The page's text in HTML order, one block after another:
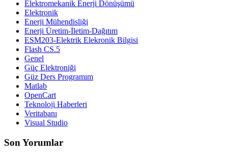
Elektromekanik Enerji Dönüşümü
Elektronik
Enerji Mühendisliği
Enerji Üretim-İletim-Dağıtım
ESM203-Elektrik Elekronik Bilgisi
Flash CS.5
Genel
Güç Elektroniği
Güz Ders Programım
Matlab
OpenCart
Teknoloji Haberleri
Veritabanı
Visual Studio
Son Yorumlar